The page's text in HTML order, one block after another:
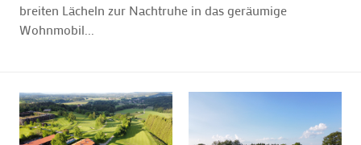
breiten Lächeln zur Nachtruhe in das geräumige
Wohnmobil...